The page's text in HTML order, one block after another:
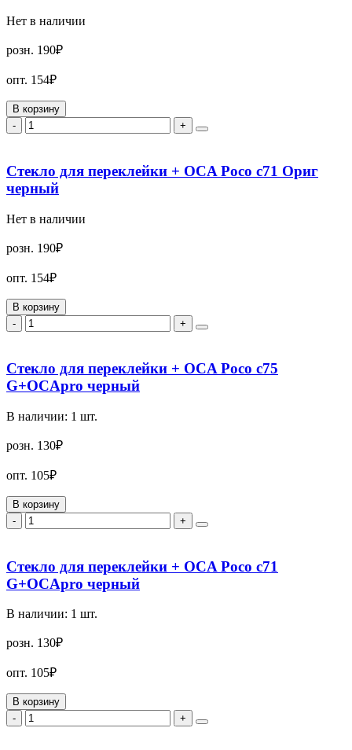
Нет в наличии
розн. 190₽
опт. 154₽
В корзину
-
+
Стекло для переклейки + OCA Poco c71 Ориг
черный
Нет в наличии
розн. 190₽
опт. 154₽
В корзину
-
+
Стекло для переклейки + OCA Poco c75
G+OCApro черный
В наличии: 1 шт.
розн. 130₽
опт. 105₽
В корзину
-
+
Стекло для переклейки + OCA Poco c71
G+OCApro черный
В наличии: 1 шт.
розн. 130₽
опт. 105₽
В корзину
-
+